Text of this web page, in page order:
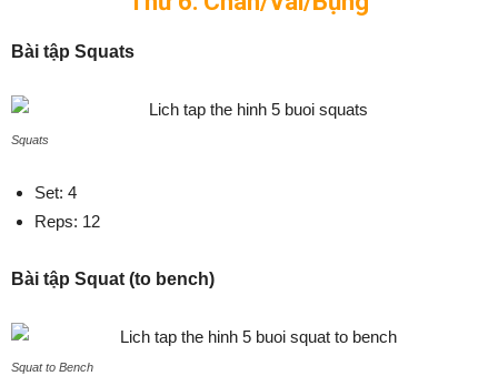
Bài tập Squats
Squats
Set: 4
Reps: 12
Bài tập Squat (to bench)
Squat to Bench